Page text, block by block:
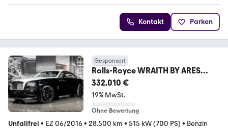
Kontakt Parken
Gesponsert
Rolls-Royce WRAITH BY ARES
DESIGN | 1 OF 1 | UNIQUE |
CARBON
332.010 €
19% MwSt.
Ohne Bewertung
Unfallfrei • EZ 06/2016• 28.500 km • 515 kW (700 PS) • Benzin